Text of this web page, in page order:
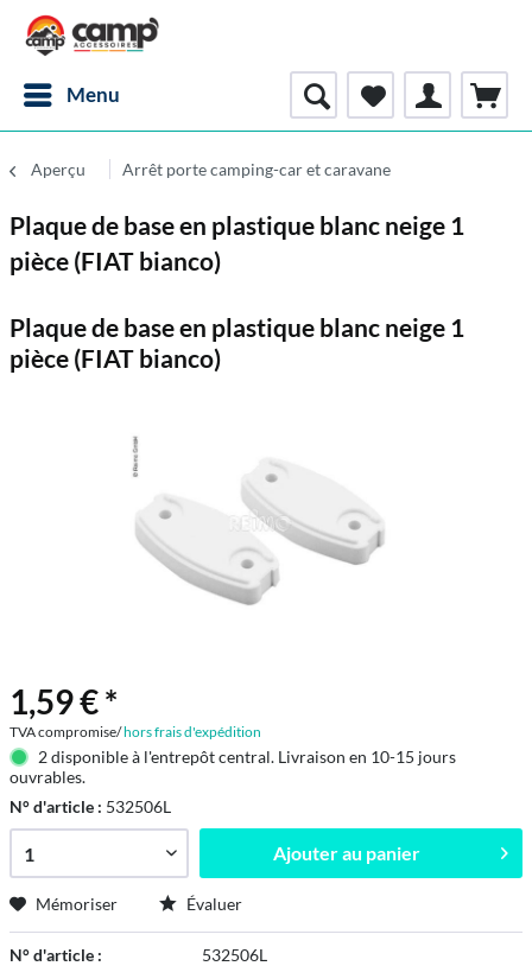
Menu
Aperçu Arrêt porte camping-car et caravane
Plaque de base en plastique blanc neige 1
pièce (FIAT bianco)
Plaque de base en plastique blanc neige 1
pièce (FIAT bianco)
1,59 € *
TVA compromise/hors frais d'expédition
2 disponible à l'entrepôt central. Livraison en 10-15 jours
ouvrables.
N° d'article : 532506L
Ajouter au panier
Mémoriser Évaluer
N° d'article : 532506L